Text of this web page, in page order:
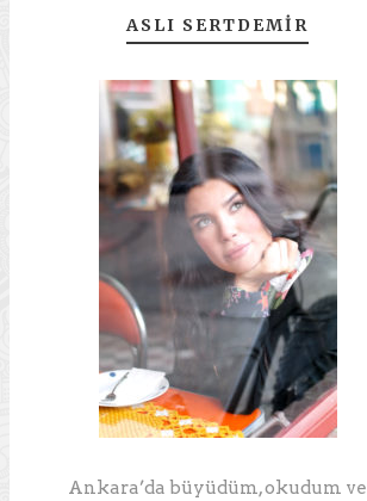
ASLI SERTDEMIR
Ankara’da büyüdüm, okudum ve